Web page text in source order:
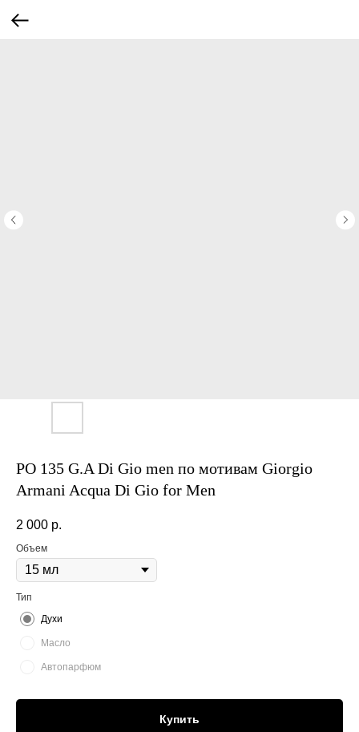
PO 135 G.A Di Gio men по мотивам Giorgio
Armani Acqua Di Gio for Men
2 000 р.
Объем
Тип
Духи
Масло
Автопарфюм
Купить